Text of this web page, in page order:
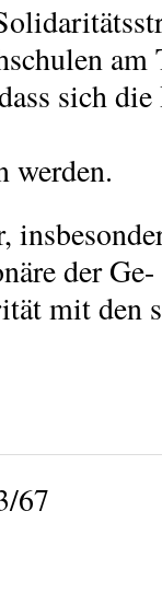
am
sich
werden.
der Ge-
mit den
67